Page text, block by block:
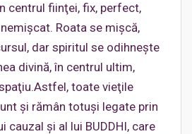
centrul fiinţei, fix, perfect,
Roata se mişcă,
dar spiritul se odihneşte
divină, în centrul ultim,
toate vieţile
şi rămân totuşi legate prin
cauzal şi al lui BUDDHI, care